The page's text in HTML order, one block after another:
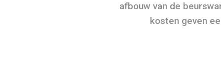
afbouw van de
kosten geven